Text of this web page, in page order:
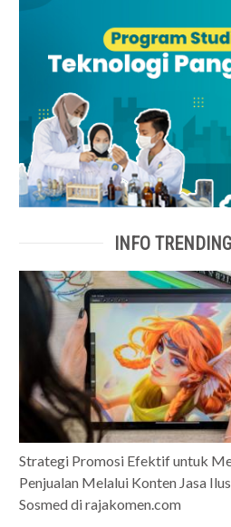
INFO TRENDING
Strategi Promosi Efektif untuk
Penjualan Melalui Konten Jasa
Sosmed di rajakomen.com